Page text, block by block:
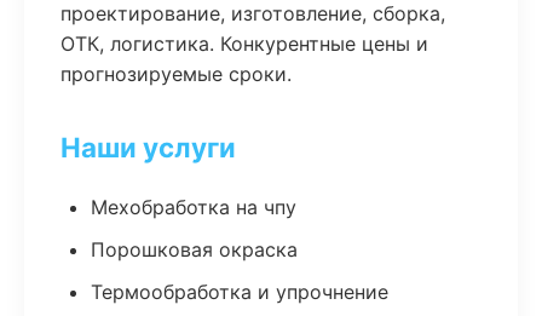
проектирование, изготовление, сборка,
ОТК, логистика. Конкурентные цены и
прогнозируемые сроки.
Наши услуги
Мехобработка на чпу
Порошковая окраска
Термообработка и упрочнение